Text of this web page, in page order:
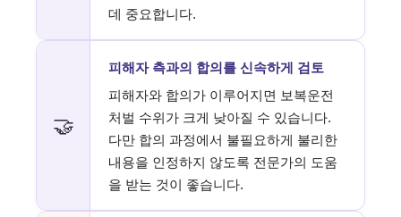
데 중요합니다.
🤝
피해자 측과의 합의를 신속하게 검토
피해자와 합의가 이루어지면 보복운전
처벌 수위가 크게 낮아질 수 있습니다.
다만 합의 과정에서 불필요하게 불리한
내용을 인정하지 않도록 전문가의 도움
을 받는 것이 좋습니다.